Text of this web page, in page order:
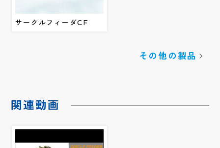
サークルフィーダCF
その他の製品
関連動画